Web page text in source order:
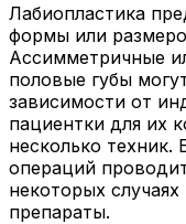
Лабиопластика
формы или
Ассимметричные
половые губы
зависимости от
пациентки для их
несколько
операций
некоторых
препараты.